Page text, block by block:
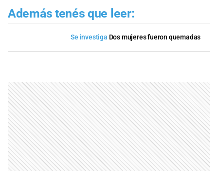
Además tenés que leer:
Se investiga Dos mujeres fueron quemadas